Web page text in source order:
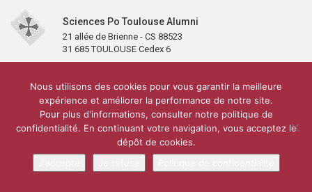
Sciences Po Toulouse Alumni
21 allée de Brienne - CS 88523
31 685 TOULOUSE Cedex 6
Partenaires et soutiens
Lettre d’information
Réseaux sociaux
Sciences Po Toulouse
Carré Alumni de la bibliothèque de Sciences Po Toulouse
10 000 diplômés
Réseau ScPo
Mentions légales Politique de confidentialité
Plan du site
Conception & réalisation :CEREAL CONCEPT
Nous utilisons des cookies pour vous garantir la meilleure
expérience et améliorer la performance de notre site.
Pour plus d'informations, consulter notre politique de
confidentialité. En continuant votre navigation, vous acceptez le
dépôt de cookies.